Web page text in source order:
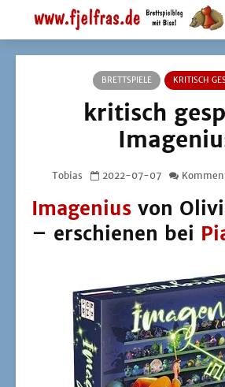
BRETTSPIELE KRITISCH
kritisch
Tobias 2022-07-07
Imagenius von
– erschienen bei